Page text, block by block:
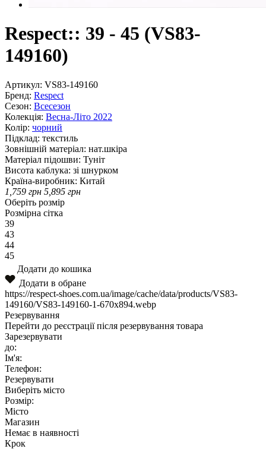
Respect:: 39 - 45 (VS83-
149160)
Артикул: VS83-149160
Бренд: Respect
Сезон: Всесезон
Колекція: Весна-Літо 2022
Колір: чорний
Підклад: текстиль
Зовнішній матеріал: нат.шкіра
Матеріал підошви: Туніт
Висота каблука: зі шнурком
Країна-виробник: Китай
1,759 грн 5,895 грн
Оберіть розмір
Розмірна сітка
39
43
44
45
Додати до кошика
Додати в обране
https://respect-shoes.com.ua/image/cache/data/products/VS83-
149160/VS83-149160-1-670x894.webp
Резервування
Перейти до реєстрації після резервування товара
Зарезервувати
до:
Ім'я:
Телефон:
Резервувати
Виберіть місто
Розмір:
Місто
Магазин
Немає в наявності
Крок